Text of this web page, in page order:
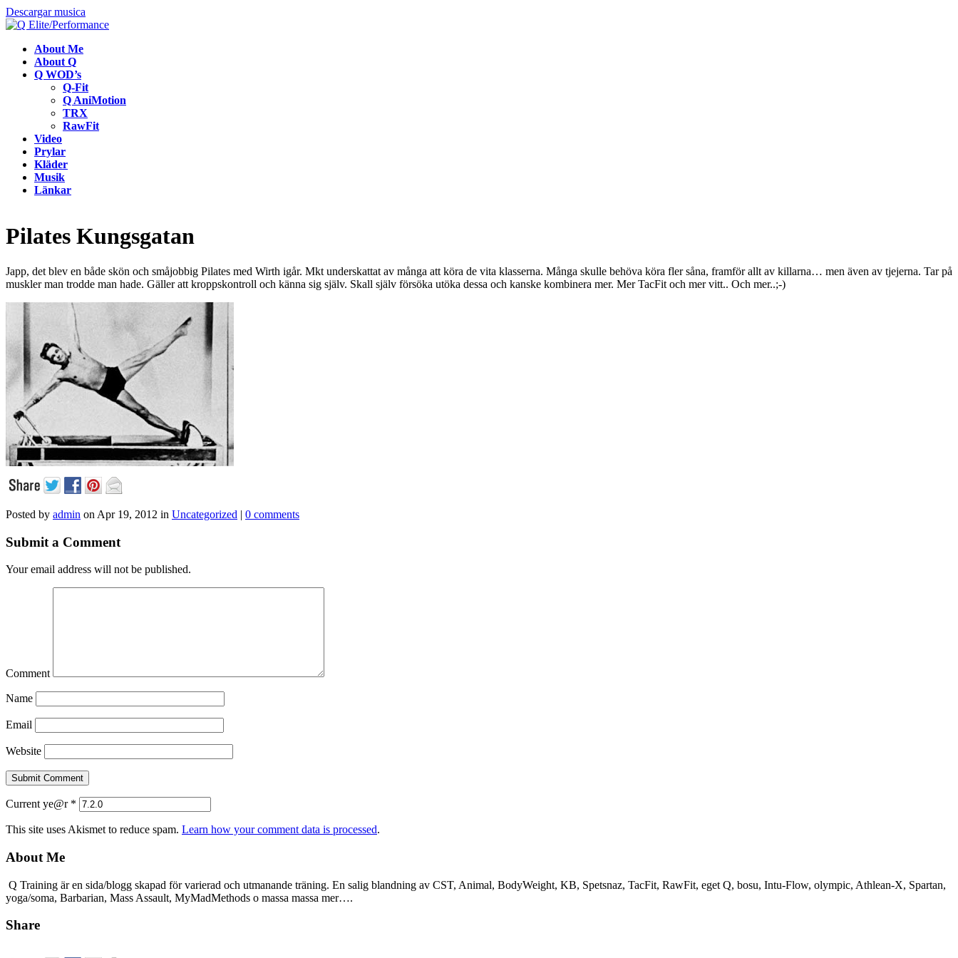
Descargar musica
About Me
About Q
Q WOD’s
Q-Fit
Q AniMotion
TRX
RawFit
Video
Prylar
Kläder
Musik
Länkar
Pilates Kungsgatan
Japp, det blev en både skön och småjobbig Pilates med Wirth igår. Mkt underskattat av många att köra de vita klasserna. Många skulle behöva köra fler såna, framför allt av killarna… men även av tjejerna. Tar på
muskler man trodde man hade. Gäller att kroppskontroll och känna sig själv. Skall själv försöka utöka dessa och kanske kombinera mer. Mer TacFit och mer vitt.. Och mer..;-)
Posted by admin on Apr 19, 2012 in Uncategorized | 0 comments
Submit a Comment
Your email address will not be published.
Comment
Name
Email
Website
Current ye@r *
This site uses Akismet to reduce spam. Learn how your comment data is processed.
About Me
Q Training är en sida/blogg skapad för varierad och utmanande träning. En salig blandning av CST, Animal, BodyWeight, KB, Spetsnaz, TacFit, RawFit, eget Q, bosu, Intu-Flow, olympic, Athlean-X, Spartan,
yoga/soma, Barbarian, Mass Assault, MyMadMethods o massa massa mer….
Share